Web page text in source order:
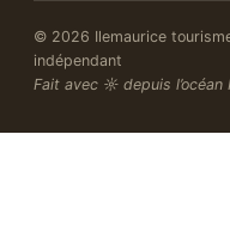
© 2026 Ilemaurice
indépendant
Fait avec ☼ depuis l’océan